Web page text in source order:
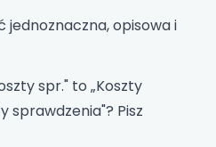
jednoznaczna, opisowa i
spr." to „Koszty
sprawdzenia"? Pisz